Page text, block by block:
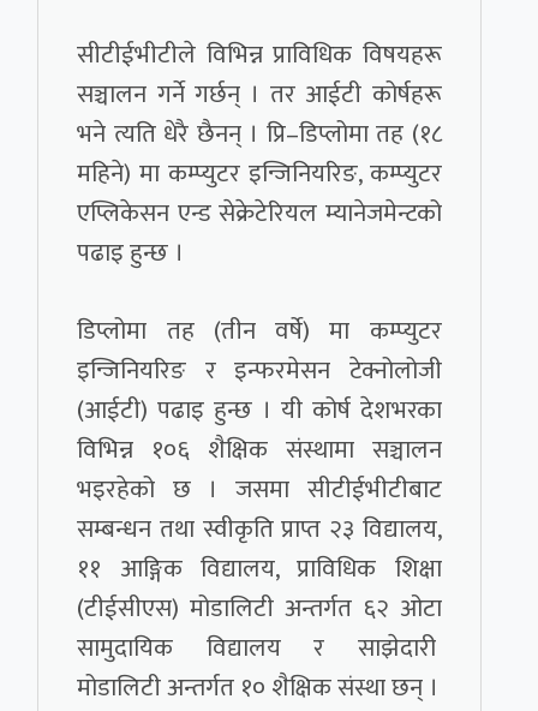
सीटीईभीटीले विभिन्न प्राविधिक विषयहरू
सञ्चालन गर्ने गर्छन् । तर आईटी कोर्षहरू
भने त्यति धेरै छैनन् । प्रि–डिप्लोमा तह (१८
महिने) मा कम्प्युटर इन्जिनियरिङ, कम्प्युटर
एप्लिकेसन एन्ड सेक्रेटेरियल म्यानेजमेन्टको
पढाइ हुन्छ ।
डिप्लोमा तह (तीन वर्षे) मा कम्प्युटर
इन्जिनियरिङ र इन्फरमेसन टेक्नोलोजी
(आईटी) पढाइ हुन्छ । यी कोर्ष देशभरका
विभिन्न १०६ शैक्षिक संस्थामा सञ्चालन
भइरहेको छ । जसमा सीटीईभीटीबाट
सम्बन्धन तथा स्वीकृति प्राप्त २३ विद्यालय,
११ आङ्गिक विद्यालय, प्राविधिक शिक्षा
(टीईसीएस) मोडालिटी अन्तर्गत ६२ ओटा
सामुदायिक विद्यालय र साझेदारी
मोडालिटी अन्तर्गत १० शैक्षिक संस्था छन् ।